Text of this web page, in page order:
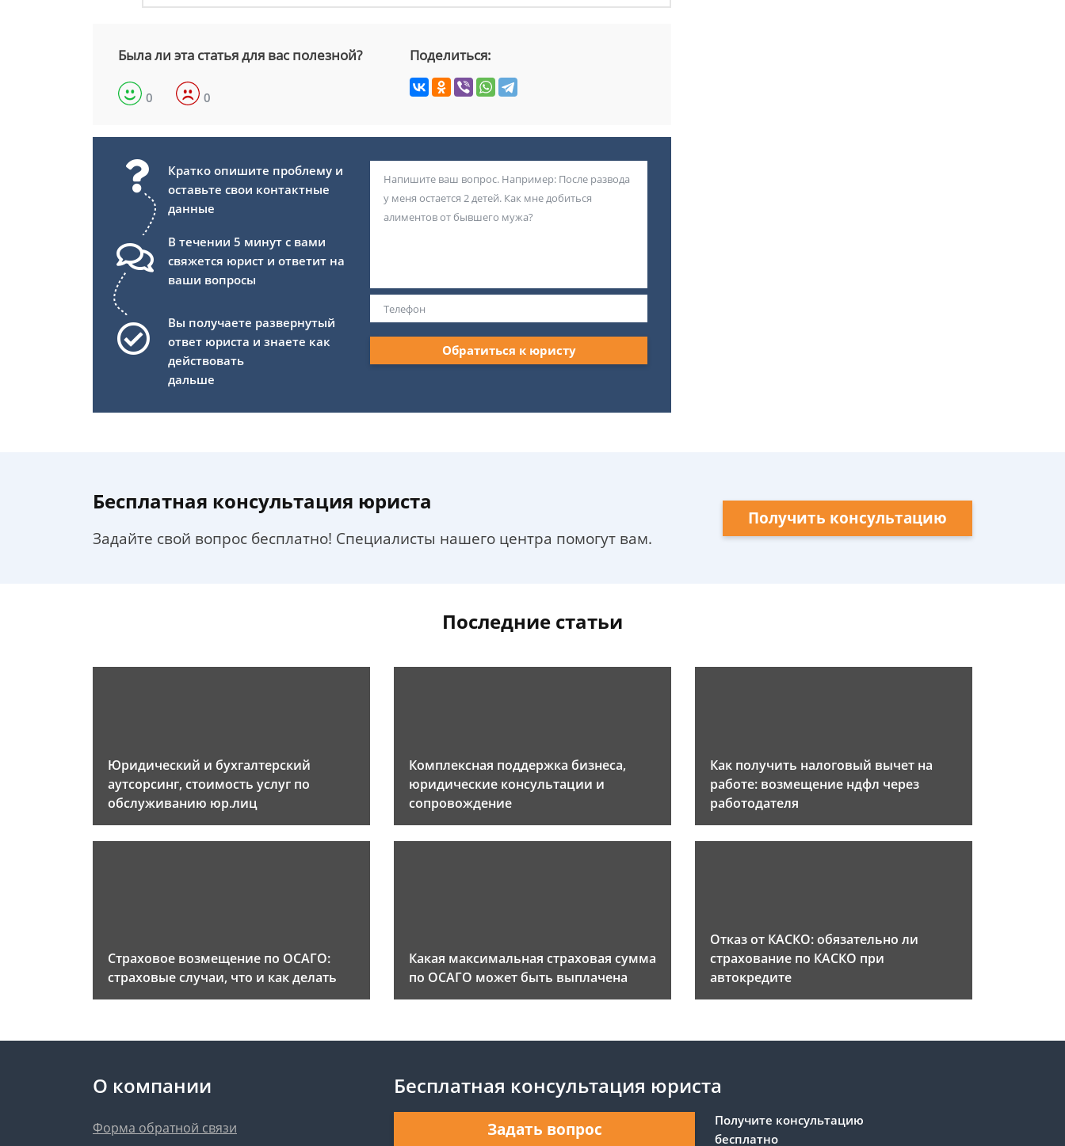
Была ли эта статья для вас полезной?
0 0
Поделиться:
Кратко опишите проблему и
оставьте свои контактные
данные
В течении 5 минут с вами
свяжется юрист и ответит на
ваши вопросы
Вы получаете развернутый
ответ юриста и знаете как
действовать
дальше
Обратиться к юристу
Бесплатная консультация юриста
Задайте свой вопрос бесплатно! Специалисты нашего центра помогут вам.
Получить консультацию
Последние статьи
Юридический и бухгалтерский
аутсорсинг, стоимость услуг по
обслуживанию юр.лиц
Комплексная поддержка бизнеса,
юридические консультации и
сопровождение
Как получить налоговый вычет на
работе: возмещение ндфл через
работодателя
Страховое возмещение по ОСАГО:
страховые случаи, что и как делать
Какая максимальная страховая сумма
по ОСАГО может быть выплачена
Отказ от КАСКО: обязательно ли
страхование по КАСКО при
автокредите
О компании
Форма обратной связи
Бесплатная консультация юриста
Задать вопрос
Получите консультацию
бесплатно